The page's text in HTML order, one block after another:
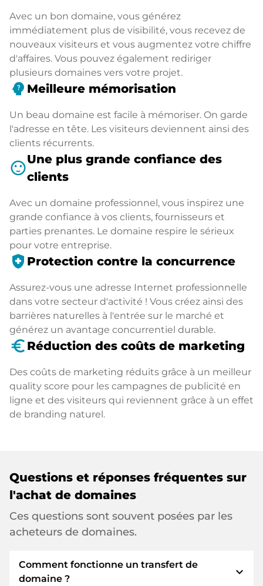
Avec un bon domaine, vous générez
immédiatement plus de visibilité, vous recevez de
nouveaux visiteurs et vous augmentez votre chiffre
d'affaires. Vous pouvez également rediriger
plusieurs domaines vers votre projet.
psychology_alt Meilleure mémorisation
Un beau domaine est facile à mémoriser. On garde
l'adresse en tête. Les visiteurs deviennent ainsi des
clients récurrents.
sentiment_satisfiedUne plus grande confiance des
clients
Avec un domaine professionnel, vous inspirez une
grande confiance à vos clients, fournisseurs et
parties prenantes. Le domaine respire le sérieux
pour votre entreprise.
health_and_safety Protection contre la concurrence
Assurez-vous une adresse Internet professionnelle
dans votre secteur d'activité ! Vous créez ainsi des
barrières naturelles à l'entrée sur le marché et
générez un avantage concurrentiel durable.
euro_symbol Réduction des coûts de marketing
Des coûts de marketing réduits grâce à un meilleur
quality score pour les campagnes de publicité en
ligne et des visiteurs qui reviennent grâce à un effet
de branding naturel.
Questions et réponses fréquentes sur
l'achat de domaines
Ces questions sont souvent posées par les
acheteurs de domaines.
Comment fonctionne un transfert de
domaine ?
expand_more